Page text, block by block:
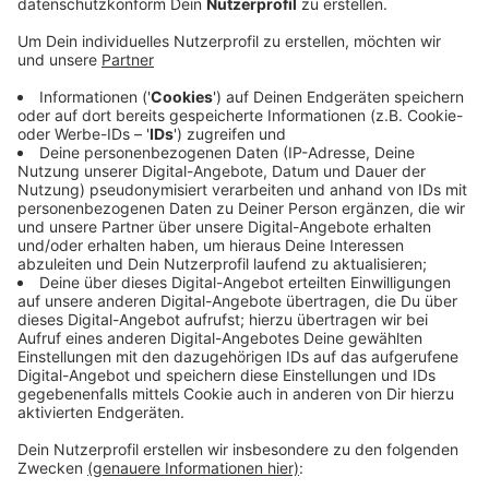
Bewohner hatten sich über Lärm-, Müll- und
Wildpinkler beschwert und gefordert, dass Grillen auf
der Wiese an der Wilmersdorfer Straße wieder zu
verbieten. Um den Anwohner entgegenzukommen,
haben die Politiker einige Maßnahmen an der Stelle
auf den Weg gebracht: Künftig sollen am Oulusee
größere Abfallbehälter und zwei mobile Toiletten
aufgestellt werden. Außerdem wurde beschlossen im
Sommer einen provisorischen Zaun an der
Wilmersdorfer Straße aufzustellen. Der Zaun soll
Kinder besser vor der schnellbefahrenen Straße
schützen.